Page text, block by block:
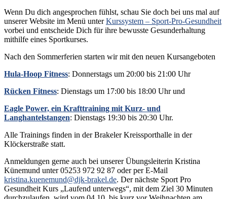
Wenn Du dich angesprochen fühlst, schau Sie doch bei uns mal auf
unserer Website im Menü unterKurssystem – Sport-Pro-Gesundheit
vorbei und entscheide Dich für ihre bewusste Gesunderhaltung
mithilfe eines Sportkurses.
Nach den Sommerferien starten wir mit den neuen Kursangeboten
Hula-Hoop Fitness: Donnerstags um 20:00 bis 21:00 Uhr
Rücken Fitness: Dienstags um 17:00 bis 18:00 Uhr und
Eagle Power, ein Krafttraining mit Kurz- und
Langhantelstangen: Dienstags 19:30 bis 20:30 Uhr.
Alle Trainings finden in der Brakeler Kreissporthalle in der
Klöckerstraße statt.
Anmeldungen gerne auch bei unserer Übungsleiterin Kristina
Künemund unter 05253 972 92 87 oder per E-Mail
kristina.kuenemund@djk-brakel.de. Der nächste Sport Pro
Gesundheit Kurs „Laufend unterwegs“, mit dem Ziel 30 Minuten